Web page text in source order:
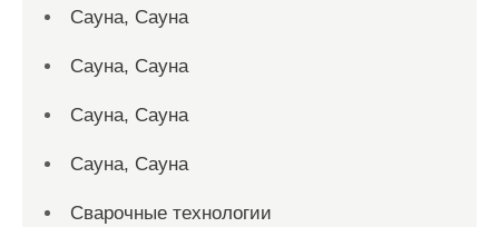
Сауна, Сауна
Сауна, Сауна
Сауна, Сауна
Сауна, Сауна
Сварочные технологии